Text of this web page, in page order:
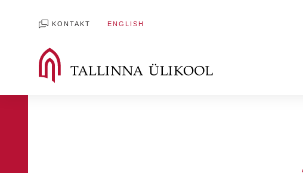
KONTAKT ENGLISH